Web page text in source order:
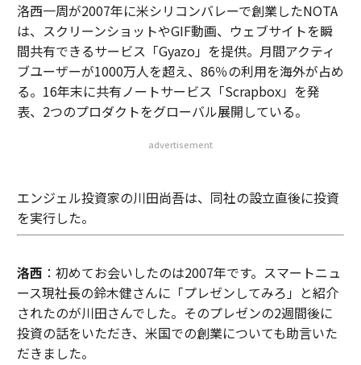
洛西一周が2007年に米シリコンバレーで創業したNOTA
は、スクリーンショットやGIF動画、ウェブサイトを瞬
間共有できるサービス「Gyazo」を提供。月間アクティ
ブユーザーが1000万人を超え、86％の利用を海外が占め
る。16年末に共有ノートサービス「Scrapbox」を発
表、2つのプロダクトをグローバル展開している。
advertisement
エンジェル投資家の川田尚吾は、同社の設立直後に投資
を実行した。
洛西 ：初めてお会いしたのは2007年です。スマートニュ
ース現社長の鈴木健さんに「プレゼンしてみろ」と紹介
されたのが川田さんでした。そのプレゼンの2週間後に
投資の話をいただき、米国での創業についても助言いた
だきました。